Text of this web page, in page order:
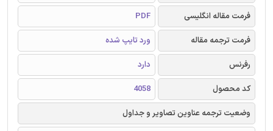
فرمت مقاله انگلیسی
PDF
فرمت ترجمه مقاله
ورد تایپ شده
رفرنس
دارد
کد محصول
4058
وضعیت ترجمه عناوین تصاویر و جداول